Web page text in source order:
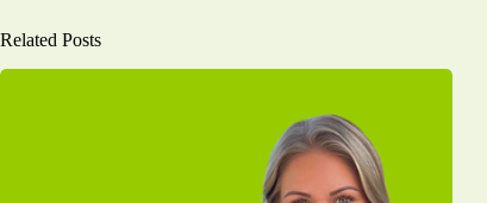
Related Posts